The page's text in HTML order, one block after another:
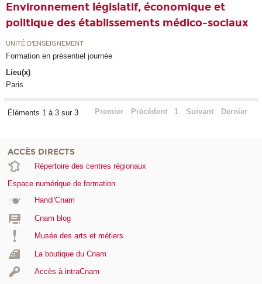
Environnement législatif, économique et
politique des établissements médico-sociaux
UNITÉ D’ENSEIGNEMENT
Formation en présentiel journée
Lieu(x)
Paris
Éléments 1 à 3 sur 3 Premier Précédent 1 Suivant Dernier
ACCÈS DIRECTS
Répertoire des centres régionaux
Espace numérique de formation
Handi'Cnam
Cnam blog
Musée des arts et métiers
La boutique du Cnam
Accès à intraCnam